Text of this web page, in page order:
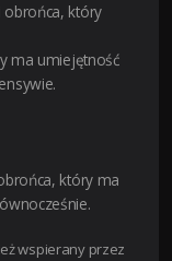
który
ma umiejętność
który ma
wspierany przez